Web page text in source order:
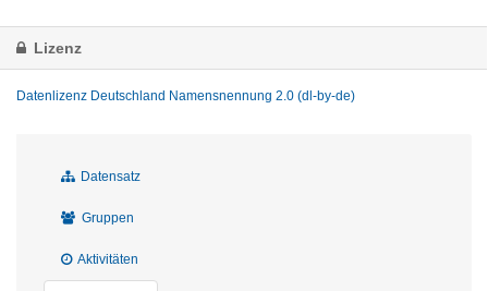
Lizenz
Datenlizenz Deutschland Namensnennung 2.0 (dl-by-de)
Datensatz
Gruppen
Aktivitäten